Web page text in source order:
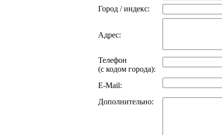
Город / индекс:
Адрес:
Телефон
(с кодом города):
E-Mail:
Дополнительно: